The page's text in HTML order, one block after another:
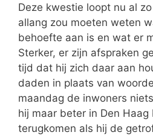
Deze kwestie loopt nu al
allang zou moeten weten
behoefte aan is en wat er
Sterker, er zijn afspraken
tijd dat hij zich daar aan
daden in plaats van
maandag de inwoners
hij maar beter in Den Haag
terugkomen als hij de